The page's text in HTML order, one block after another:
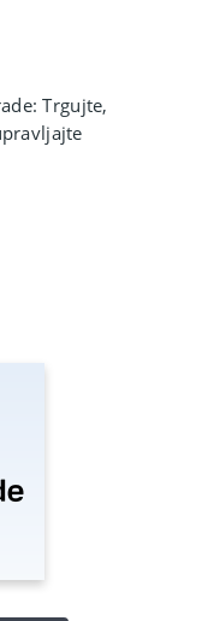
Trgujte,